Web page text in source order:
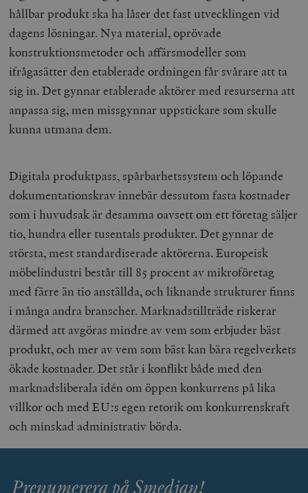
hållbar produkt ska ha låser det fast utvecklingen vid
dagens lösningar. Nya material, oprövade
konstruktionsmetoder och affärsmodeller som
ifrågasätter den etablerade ordningen får svårare att ta
sig in. Det gynnar etablerade aktörer med resurserna att
anpassa sig, men missgynnar uppstickare som skulle
kunna utmana dem.
Digitala produktpass, spårbarhetssystem och löpande
dokumentationskrav innebär dessutom fasta kostnader
som i huvudsak är desamma oavsett om ett företag säljer
tio, hundra eller tusentals produkter. Det gynnar de
största, mest standardiserade aktörerna. Europeisk
möbelindustri består till 85 procent av mikroföretag
med färre än tio anställda, och liknande strukturer finns
i många andra branscher. Marknadstillträde riskerar
därmed att avgöras mindre av vem som erbjuder bäst
produkt, och mer av vem som bäst kan bära regelverkets
ökade kostnader. Det står i konflikt både med den
marknadsliberala idén om öppen konkurrens på lika
villkor och med EU:s egen retorik om konkurrenskraft
och minskad administrativ börda.
Prenumerera på Smedjan!